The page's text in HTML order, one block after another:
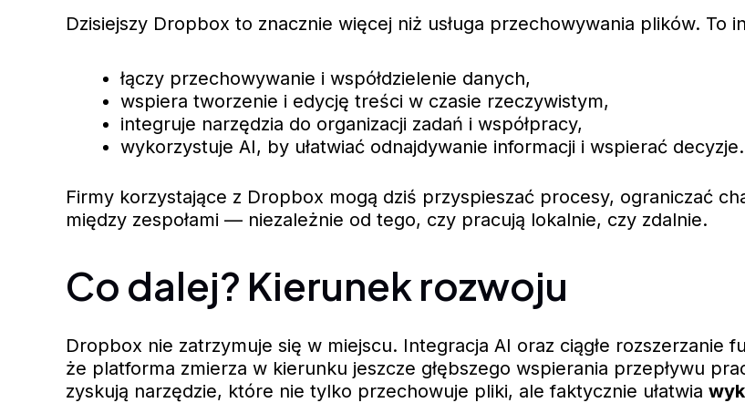
Dzisiejszy Dropbox to znacznie więcej niż usługa przechowywania plików. To
łączy przechowywanie i współdzielenie danych,
wspiera tworzenie i edycję treści w czasie rzeczywistym,
integruje narzędzia do organizacji zadań i współpracy,
wykorzystuje AI, by ułatwiać odnajdywanie informacji i wspierać decyzje.
Firmy korzystające z Dropbox mogą dziś przyspieszać procesy, ograniczać
między zespołami — niezależnie od tego, czy pracują lokalnie, czy zdalnie.
Co dalej? Kierunek rozwoju
Dropbox nie zatrzymuje się w miejscu. Integracja AI oraz ciągłe rozszerzanie
że platforma zmierza w kierunku jeszcze głębszego wspierania przepływu
zyskują narzędzie, które nie tylko przechowuje pliki, ale faktycznie ułatwia